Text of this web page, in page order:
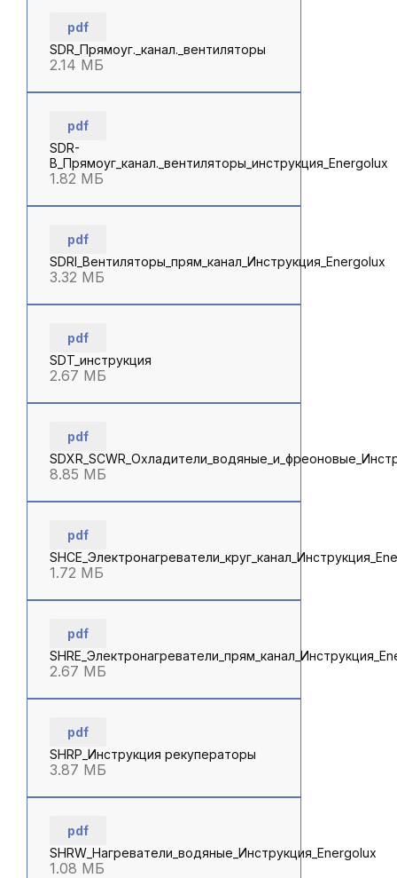
pdf
SDR_Прямоуг._канал._вентиляторы
2.14 МБ
pdf
SDR-
B_Прямоуг_канал._вентиляторы_инструкция_Energolux
1.82 МБ
pdf
SDRI_Вентиляторы_прям_канал_Инструкция_Energolux
3.32 МБ
pdf
SDT_инструкция
2.67 МБ
pdf
8.85 МБ
pdf
1.72 МБ
pdf
2.67 МБ
pdf
SHRP_Инструкция рекуператоры
3.87 МБ
pdf
SHRW_Нагреватели_водяные_Инструкция_Energolux
1.08 МБ